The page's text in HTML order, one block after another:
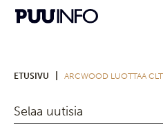
ETUSIVU ARCWOOD LUOTTAA
Selaa uutisia